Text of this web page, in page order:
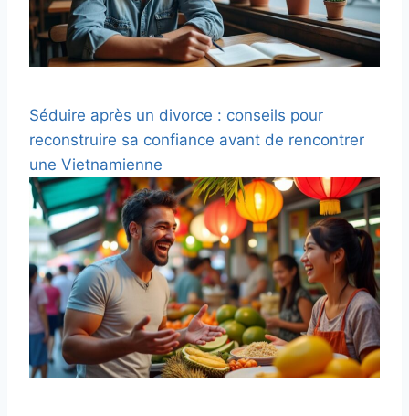
Séduire après un divorce : conseils pour
reconstruire sa confiance avant de rencontrer
une Vietnamienne